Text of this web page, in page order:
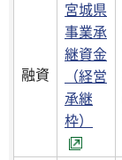
融資
宮城県
事業承
継資金
（経営
承継
枠）